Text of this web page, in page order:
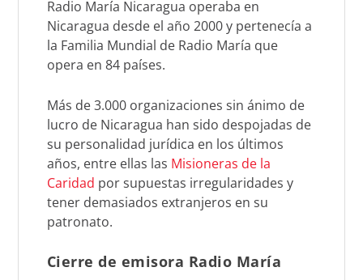
Radio María Nicaragua operaba en
Nicaragua desde el año 2000 y pertenecía a
la Familia Mundial de Radio María que
opera en 84 países.
Más de 3.000 organizaciones sin ánimo de
lucro de Nicaragua han sido despojadas de
su personalidad jurídica en los últimos
años, entre ellas las Misioneras de la
Caridad por supuestas irregularidades y
tener demasiados extranjeros en su
patronato.
Cierre de emisora Radio María